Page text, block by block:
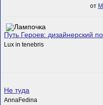
от
Путь Героев: дизайнерский
Lux in tenebris
Не туда
AnnaFedina